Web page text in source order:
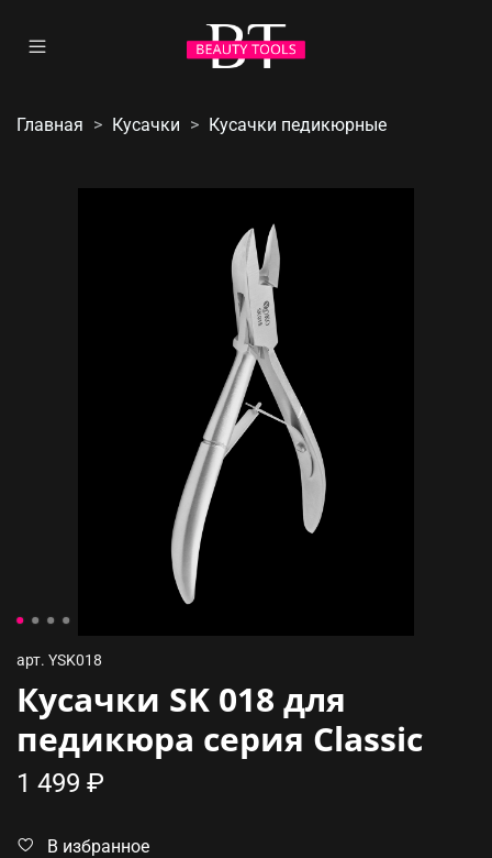
Главная Кусачки Кусачки педикюрные
арт. YSK018
Кусачки SK 018 для
педикюра серия Classic
1 499 ₽
В избранное